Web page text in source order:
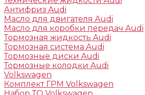
Антифриз Audi
Масло для двигателя Audi
Масло для коробки передач Audi
Тормозная жидкость Audi
Тормозная система Audi
Тормозные диски Audi
Тормозные колодки Audi
Volkswagen
Комплект ГРМ Volkswagen